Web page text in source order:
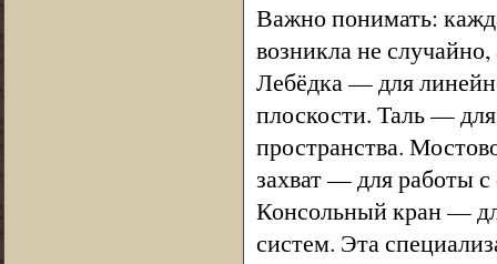
Важно понимать:
возникла не
Лебёдка — для
плоскости. Таль — для
пространства.
захват — для работы
Консольный кран —
систем. Эта